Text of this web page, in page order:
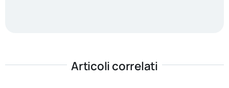
Articoli correlati